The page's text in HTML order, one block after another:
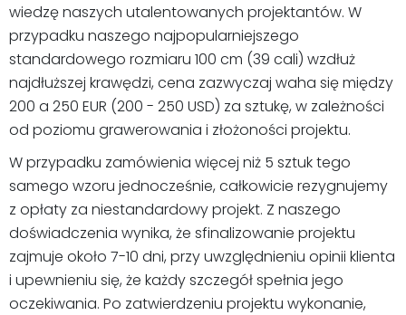
wiedzę naszych utalentowanych projektantów. W
przypadku naszego najpopularniejszego
standardowego rozmiaru 100 cm (39 cali) wzdłuż
najdłuższej krawędzi, cena zazwyczaj waha się między
200 a 250 EUR (200 - 250 USD) za sztukę, w zależności
od poziomu grawerowania i złożoności projektu.
W przypadku zamówienia więcej niż 5 sztuk tego
samego wzoru jednocześnie, całkowicie rezygnujemy
z opłaty za niestandardowy projekt. Z naszego
doświadczenia wynika, że sfinalizowanie projektu
zajmuje około 7-10 dni, przy uwzględnieniu opinii klienta
i upewnieniu się, że każdy szczegół spełnia jego
oczekiwania. Po zatwierdzeniu projektu wykonanie,